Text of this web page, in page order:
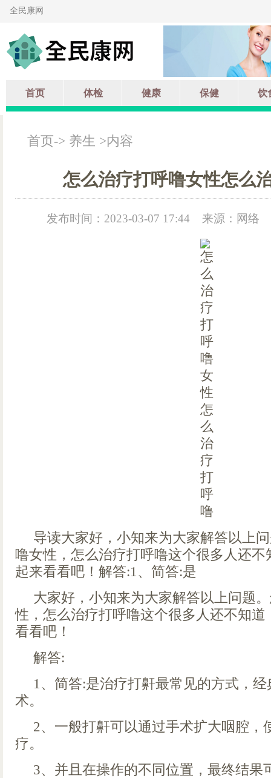
全民康网
首页 体检 健康 保健 饮
首页-> 养生 >内容
怎么治疗打呼噜女性怎么
发布时间：2023-03-07 17:44 来源：网络
导读大家好，小知来为大家解答以上
噜女性，怎么治疗打呼噜这个很多人还
起来看看吧！解答:1、简答:是
大家好，小知来为大家解答以上问题
性，怎么治疗打呼噜这个很多人还不知
看看吧！
解答:
1、简答:是治疗打鼾最常见的方式，
术。
2、一般打鼾可以通过手术扩大咽腔，
疗。
3、并且在操作的不同位置，最终结果